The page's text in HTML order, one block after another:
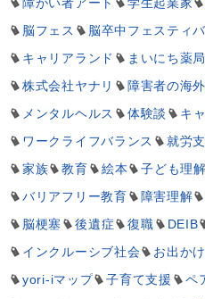
障がい者アート
学生起業家
脳フェス
脳卒中フェスティ
キャリアランド
まいにち薬局
株式会社ヤナリ
障害者の海
メンタルヘルス
体験談 キ
ワークライフバランス
就労
家族
教育 絵本 子ども理解
バリアフリー教育
障害理解
脳梗塞
後遺症 復職 DEIB
インクルーシブ社会
お出か
yori-iマップ
子育て支援
ペ